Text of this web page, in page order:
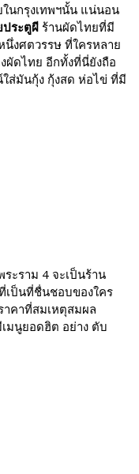
นกรุงเทพฯนั้น แน่นอน
ระตูผี ร้านผัดไทยที่มี
นึ่งศตวรรษ ที่ใครหลาย
ดไทย อีกทั้งที่นี่ยังถือ
ส่มันกุ้ง กุ้งสด ห่อไข่ ที่มี
ะราม 4 จะเป็นร้าน
เป็นที่ชื่นชอบของใคร
คาที่สมเหตุสมผล
มนูยอดฮิต อย่าง ตับ